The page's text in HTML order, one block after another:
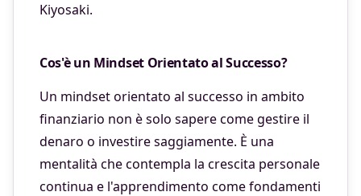
Kiyosaki.
Cos'è un Mindset Orientato al Successo?
Un mindset orientato al successo in ambito
finanziario non è solo sapere come gestire il
denaro o investire saggiamente. È una
mentalità che contempla la crescita personale
continua e l'apprendimento come fondamenti